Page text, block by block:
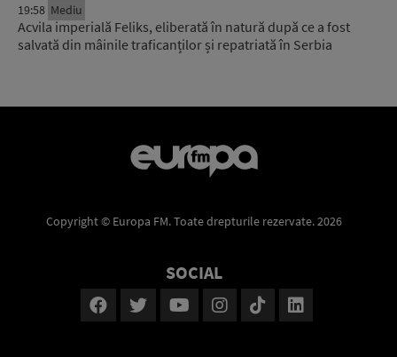
19:58 Mediu
Acvila imperială Feliks, eliberată în natură după ce a fost
salvată din mâinile traficanților și repatriată în Serbia
Copyright © Europa FM. Toate drepturile rezervate. 2026
SOCIAL